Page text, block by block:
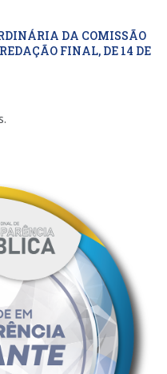
DA COMISSÃO
FINAL, DE 14 DE